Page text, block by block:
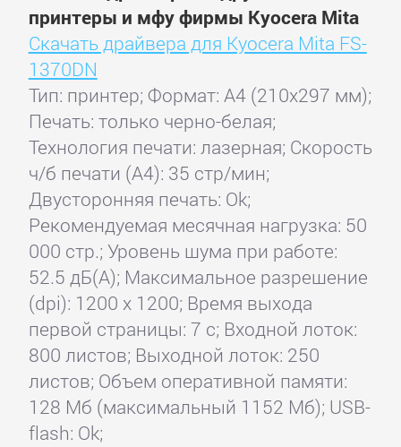
принтеры и мфу фирмы Kyocera Mita
Скачать драйвера для Kyocera Mita FS-
1370DN
Тип: принтер; Формат: A4 (210x297 мм);
Печать: только черно-белая;
Технология печати: лазерная; Скорость
ч/б печати (А4): 35 стр/мин;
Двусторонняя печать: Ok;
Рекомендуемая месячная нагрузка: 50
000 стр.; Уровень шума при работе:
52.5 дБ(А); Максимальное разрешение
(dpi): 1200 x 1200; Время выхода
первой страницы: 7 с; Входной лоток:
800 листов; Выходной лоток: 250
листов; Объем оперативной памяти:
128 Мб (максимальный 1152 Мб); USB-
flash: Ok;